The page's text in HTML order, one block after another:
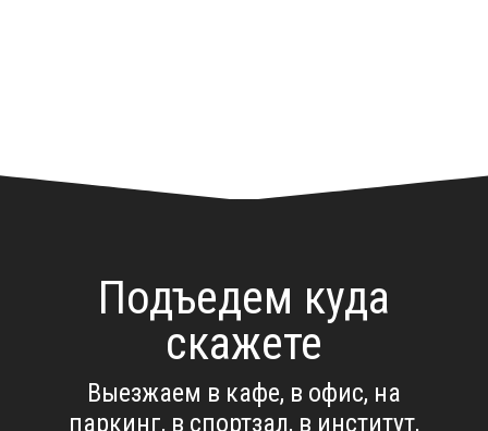
Подъедем куда
скажете
Выезжаем в кафе, в офис, на
паркинг, в спортзал, в институт,